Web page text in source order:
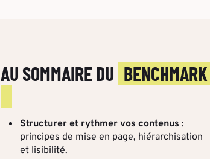
AU SOMMAIRE DU BENCHMARK
Structurer et rythmer vos contenus :
principes de mise en page, hiérarchisation
et lisibilité.